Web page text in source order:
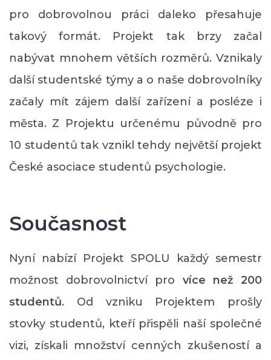
pro dobrovolnou práci daleko přesahuje
takový formát. Projekt tak brzy začal
nabývat mnohem větších rozměrů. Vznikaly
další studentské týmy a o naše dobrovolníky
začaly mít zájem další zařízení a posléze i
města. Z Projektu určenému původně pro
10 studentů tak vznikl tehdy největší projekt
České asociace studentů psychologie.
Současnost
Nyní nabízí Projekt SPOLU každý semestr
možnost dobrovolnictví pro více než 200
studentů. Od vzniku Projektem prošly
stovky studentů, kteří přispěli naší společné
vizi, získali množství cenných zkušeností a